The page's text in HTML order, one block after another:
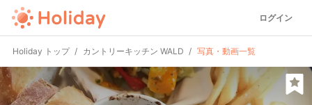
ログイン
Holiday トップ カントリーキッチン WALD 写真・動画一覧